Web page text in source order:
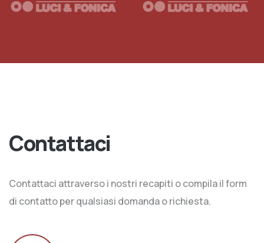
Contattaci
Contattaci attraverso i nostri recapiti o compila il form
di contatto per qualsiasi domanda o richiesta.